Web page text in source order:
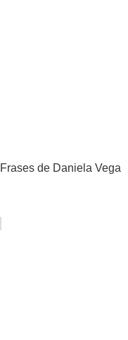
Frases de Daniela Vega